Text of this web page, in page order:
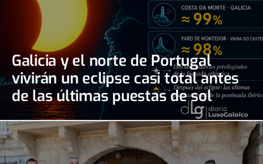
Galicia y el norte de Portugal
vivirán un eclipse casi total antes
de las últimas puestas de sol